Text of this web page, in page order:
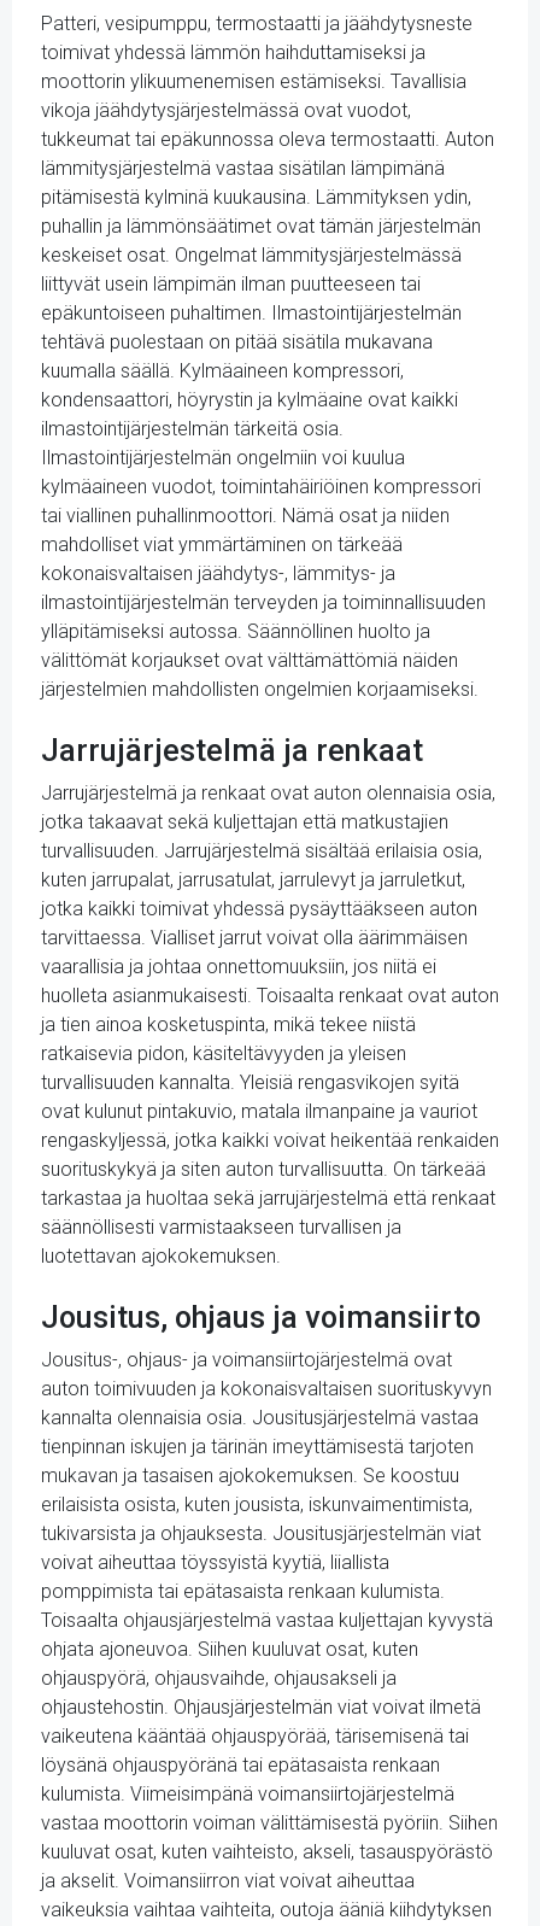
Patteri, vesipumppu, termostaatti ja jäähdytysneste
toimivat yhdessä lämmön haihduttamiseksi ja
moottorin ylikuumenemisen estämiseksi. Tavallisia
vikoja jäähdytysjärjestelmässä ovat vuodot,
tukkeumat tai epäkunnossa oleva termostaatti. Auton
lämmitysjärjestelmä vastaa sisätilan lämpimänä
pitämisestä kylminä kuukausina. Lämmityksen ydin,
puhallin ja lämmönsäätimet ovat tämän järjestelmän
keskeiset osat. Ongelmat lämmitysjärjestelmässä
liittyvät usein lämpimän ilman puutteeseen tai
epäkuntoiseen puhaltimen. Ilmastointijärjestelmän
tehtävä puolestaan on pitää sisätila mukavana
kuumalla säällä. Kylmäaineen kompressori,
kondensaattori, höyrystin ja kylmäaine ovat kaikki
ilmastointijärjestelmän tärkeitä osia.
Ilmastointijärjestelmän ongelmiin voi kuulua
kylmäaineen vuodot, toimintahäiriöinen kompressori
tai viallinen puhallinmoottori. Nämä osat ja niiden
mahdolliset viat ymmärtäminen on tärkeää
kokonaisvaltaisen jäähdytys-, lämmitys- ja
ilmastointijärjestelmän terveyden ja toiminnallisuuden
ylläpitämiseksi autossa. Säännöllinen huolto ja
välittömät korjaukset ovat välttämättömiä näiden
järjestelmien mahdollisten ongelmien korjaamiseksi.
Jarrujärjestelmä ja renkaat
Jarrujärjestelmä ja renkaat ovat auton olennaisia osia,
jotka takaavat sekä kuljettajan että matkustajien
turvallisuuden. Jarrujärjestelmä sisältää erilaisia osia,
kuten jarrupalat, jarrusatulat, jarrulevyt ja jarruletkut,
jotka kaikki toimivat yhdessä pysäyttääkseen auton
tarvittaessa. Vialliset jarrut voivat olla äärimmäisen
vaarallisia ja johtaa onnettomuuksiin, jos niitä ei
huolleta asianmukaisesti. Toisaalta renkaat ovat auton
ja tien ainoa kosketuspinta, mikä tekee niistä
ratkaisevia pidon, käsiteltävyyden ja yleisen
turvallisuuden kannalta. Yleisiä rengasvikojen syitä
ovat kulunut pintakuvio, matala ilmanpaine ja vauriot
rengaskyljessä, jotka kaikki voivat heikentää renkaiden
suorituskykyä ja siten auton turvallisuutta. On tärkeää
tarkastaa ja huoltaa sekä jarrujärjestelmä että renkaat
säännöllisesti varmistaakseen turvallisen ja
luotettavan ajokokemuksen.
Jousitus, ohjaus ja voimansiirto
Jousitus-, ohjaus- ja voimansiirtojärjestelmä ovat
auton toimivuuden ja kokonaisvaltaisen suorituskyvyn
kannalta olennaisia osia. Jousitusjärjestelmä vastaa
tienpinnan iskujen ja tärinän imeyttämisestä tarjoten
mukavan ja tasaisen ajokokemuksen. Se koostuu
erilaisista osista, kuten jousista, iskunvaimentimista,
tukivarsista ja ohjauksesta. Jousitusjärjestelmän viat
voivat aiheuttaa töyssyistä kyytiä, liiallista
pomppimista tai epätasaista renkaan kulumista.
Toisaalta ohjausjärjestelmä vastaa kuljettajan kyvystä
ohjata ajoneuvoa. Siihen kuuluvat osat, kuten
ohjauspyörä, ohjausvaihde, ohjausakseli ja
ohjaustehostin. Ohjausjärjestelmän viat voivat ilmetä
vaikeutena kääntää ohjauspyörää, tärisemisenä tai
löysänä ohjauspyöränä tai epätasaista renkaan
kulumista. Viimeisimpänä voimansiirtojärjestelmä
vastaa moottorin voiman välittämisestä pyöriin. Siihen
kuuluvat osat, kuten vaihteisto, akseli, tasauspyörästö
ja akselit. Voimansiirron viat voivat aiheuttaa
vaikeuksia vaihtaa vaihteita, outoja ääniä kiihdytyksen